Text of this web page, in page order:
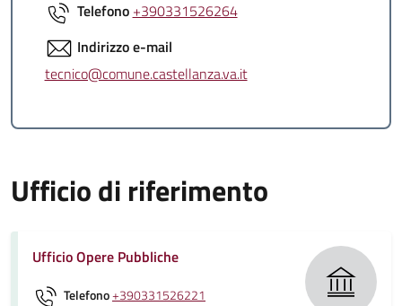
Telefono +390331526264
Indirizzo e-mail
tecnico@comune.castellanza.va.it
Ufficio di riferimento
Ufficio Opere Pubbliche
Telefono+390331526221